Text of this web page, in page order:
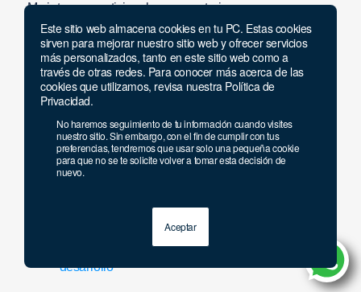
Este sitio web almacena cookies en tu PC. Estas cookies
sirven para mejorar nuestro sitio web y ofrecer servicios
más personalizados, tanto en este sitio web como a
través de otras redes. Para conocer más acerca de las
cookies que utilizamos, revisa nuestra Política de
Privacidad.
No haremos seguimiento de tu información cuando visites
nuestro sitio. Sin embargo, con el fin de cumplir con tus
preferencias, tendremos que usar solo una pequeña cookie
para que no se te solicite volver a tomar esta decisión de
nuevo.
Aceptar
Me interesa participar la convocatoria
Responder
dmontoya
says:
21 noviembre, 2022 at 11:21 am
¡Queridos Usuarios! Claro que sí, les
recomendamos participar del concurso, en el
momento en que se encuentre en etapa de
publicaciones o a la página de la CNSC 👉
https://historico.cnsc.gov.co/index.php/convocatorias/en-
desarrollo